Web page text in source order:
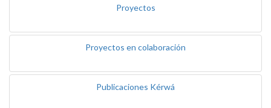
Proyectos
Proyectos en colaboración
Publicaciones Kérwá